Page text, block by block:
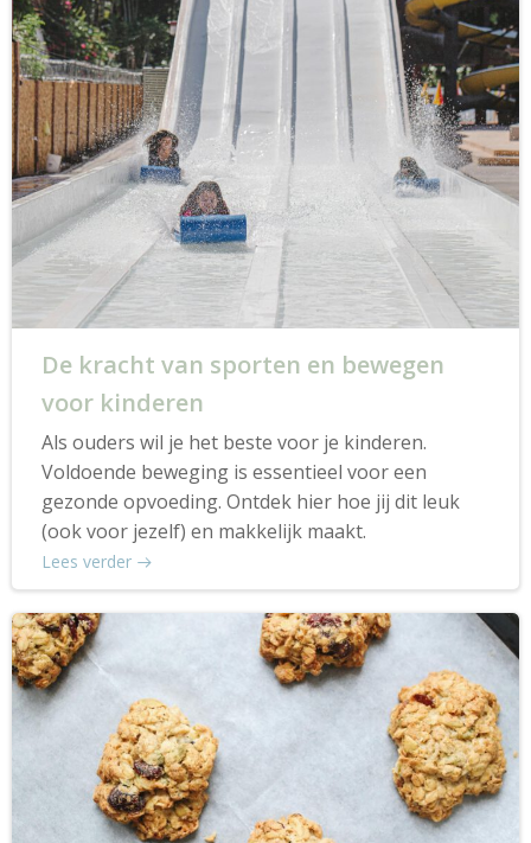
De kracht van sporten en bewegen
voor kinderen
Als ouders wil je het beste voor je kinderen.
Voldoende beweging is essentieel voor een
gezonde opvoeding. Ontdek hier hoe jij dit leuk
(ook voor jezelf) en makkelijk maakt.
Lees verder